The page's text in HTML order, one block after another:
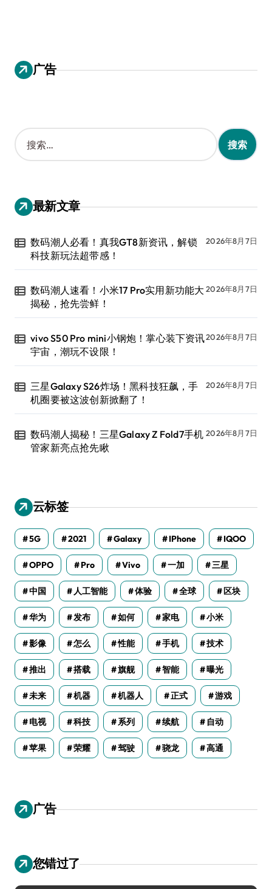
广告
搜
索
：
最新文章
数码潮人必看！真我GT8新资讯，解锁
科技新玩法超带感！
2026年8月7日
数码潮人速看！小米17 Pro实用新功能大
揭秘，抢先尝鲜！
2026年8月7日
vivo S50 Pro mini小钢炮！掌心装下资讯
宇宙，潮玩不设限！
2026年8月7日
三星Galaxy S26炸场！黑科技狂飙，手
机圈要被这波创新掀翻了！
2026年8月7日
数码潮人揭秘！三星Galaxy Z Fold7手机
管家新亮点抢先瞅
2026年8月7日
云标签
5G 2021 Galaxy IPhone IQOO
OPPO Pro Vivo 一加 三星
中国 人工智能 体验 全球 区块
华为 发布 如何 家电 小米
影像 怎么 性能 手机 技术
推出 搭载 旗舰 智能 曝光
未来 机器 机器人 正式 游戏
电视 科技 系列 续航 自动
苹果 荣耀 驾驶 骁龙 高通
广告
您错过了